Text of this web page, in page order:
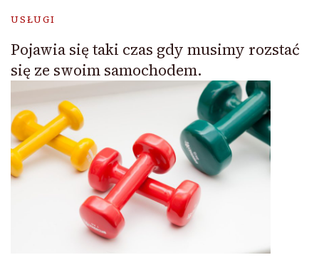
USŁUGI
Pojawia się taki czas gdy musimy rozstać
się ze swoim samochodem.